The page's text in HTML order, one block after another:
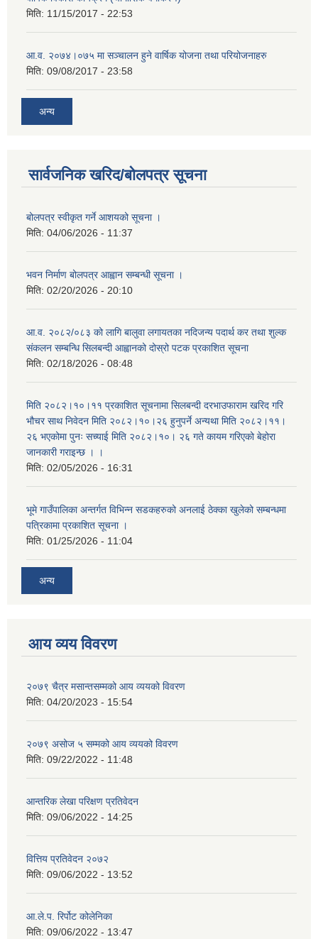
मिति: 11/15/2017 - 22:53
आ.व. २०७४।०७५ मा सञ्चालन हुने वार्षिक योजना तथा परियोजनाहरु
मिति: 09/08/2017 - 23:58
अन्य
सार्वजनिक खरिद/बोलपत्र सूचना
बोलपत्र स्वीकृत गर्ने आशयको सूचना ।
मिति: 04/06/2026 - 11:37
भवन निर्माण बोलपत्र आह्वान सम्बन्धी सूचना ।
मिति: 02/20/2026 - 20:10
आ.व. २०८२/०८३ को लागि बालुवा लगायतका नदिजन्य पदार्थ कर तथा शुल्क
संकलन सम्बन्धि सिलबन्दी आह्वानको दोस्रो पटक प्रकाशित सूचना
मिति: 02/18/2026 - 08:48
मिति २०८२।१०।११ प्रकाशित सूचनामा सिलबन्दी दरभाउफाराम खरिद गरि
भौचर साथ निवेदन मिति २०८२।१०।२६ हुनुपर्ने अन्यथा मिति २०८२।११।
२६ भएकोमा पुनः सच्याई मिति २०८२।१०। २६ गते कायम गरिएको बेहोरा
जानकारी गराइन्छ । ।
मिति: 02/05/2026 - 16:31
भूमे गाउँपालिका अन्तर्गत विभिन्न सडकहरुको अनलाई ठेक्का खुलेको सम्बन्धमा
पत्रिकामा प्रकाशित सूचना ।
मिति: 01/25/2026 - 11:04
अन्य
आय व्यय विवरण
२०७९ चैत्र मसान्तसम्मको आय व्ययको विवरण
मिति: 04/20/2023 - 15:54
२०७९ असोज ५ सम्मको आय व्ययको विवरण
मिति: 09/22/2022 - 11:48
आन्तरिक लेखा परिक्षण प्रतिवेदन
मिति: 09/06/2022 - 14:25
वित्तिय प्रतिवेदन २०७२
मिति: 09/06/2022 - 13:52
आ.ले.प. रिर्पोट कोलेनिका
मिति: 09/06/2022 - 13:47